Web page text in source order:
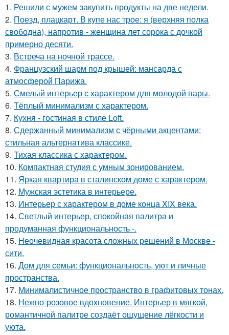
1. Решили с мужем закупить продукты на две недели.
2. Поезд, плацкарт. В купе нас трое: я (верхняя полка
свободна), напротив - женщина лет сорока с дочкой
примерно десяти.
3. Встреча на ночной трассе.
4. Французский шарм под крышей: мансарда с
атмосферой Парижа.
5. Смелый интерьер с характером для молодой пары.
6. Тёплый минимализм с характером.
7. Кухня - гостиная в стиле Loft.
8. Сдержанный минимализм с чёрными акцентами:
стильная альтернатива классике.
9. Тихая классика с характером.
10. Компактная студия с умным зонированием.
11. Яркая квартира в сталинском доме с характером.
12. Мужская эстетика в интерьере.
13. Интерьер с характером в доме конца XIX века.
14. Светлый интерьер, спокойная палитра и
продуманная функциональность -.
15. Неочевидная красота сложных решений в Москве -
сити.
16. Дом для семьи: функциональность, уют и личные
пространства.
17. Минималистичное пространство в графитовых тонах.
18. Нежно-розовое вдохновение. Интерьер в мягкой,
романтичной палитре создаёт ощущение лёгкости и
уюта.